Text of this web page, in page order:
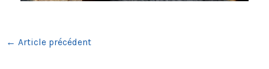
← Article précédent